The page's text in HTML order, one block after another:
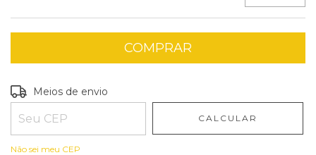
Entregas para o CEP:
Meios de envio
CALCULAR
Não sei meu CEP